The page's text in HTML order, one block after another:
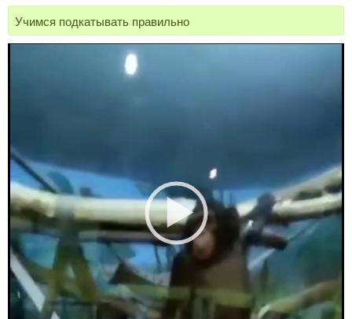
Учимся подкатывать правильно